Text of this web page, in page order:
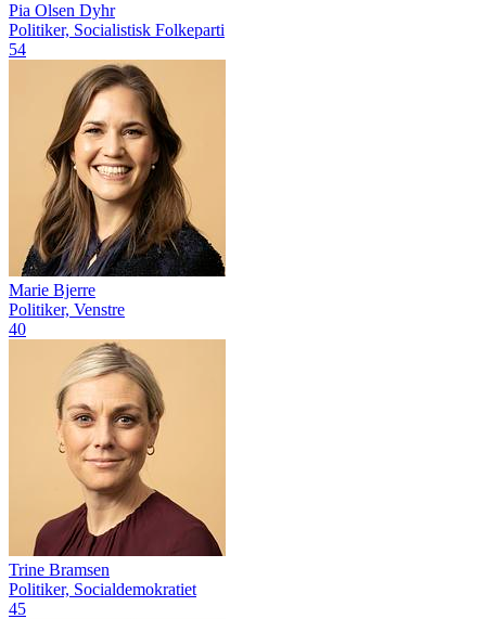
Pia Olsen Dyhr
Politiker, Socialistisk Folkeparti
54
Marie Bjerre
Politiker, Venstre
40
Trine Bramsen
Politiker, Socialdemokratiet
45